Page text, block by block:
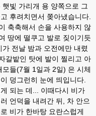
빛 가리개 용 양쪽으로 그
후려치면서 쫒아냈습니다.
축축해서 손을 사용하지 않
땅에 떨쿠고 발로 짖이기듯
전날 밤과 오전에만 내렸
갈밭인 탓에 발이 찔리고 아
들(7월 1일과 2일) 은 시체
덩그런히 눈에 띄입니다.
되는 데... 이때다시 비가
언덕을 내려간 뒤, 차 안으
비가 한바탕 요란스럽게